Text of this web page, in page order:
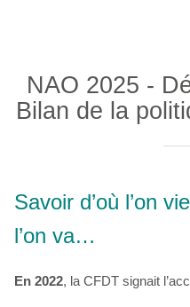
NAO 2025 -
Bilan de la
Savoir d’où l’on
l’on va…
En 2022, la CFDT signait